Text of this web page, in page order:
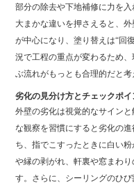
部分の除去や下地補修に力を入
大まかな違いを押さえると、
が中心になり、塗り替えは“回
況で工程の重点が変わるため
ぶ流れがもっとも合理的だと考
劣化の見分け方とチェックポイ
外壁の劣化は視覚的なサイン
な観察を習慣にすると劣化の
ち、指でこすったときに白い
や縁の剥がれ、軒裏や窓まわ
す。さらに、シーリングのひ